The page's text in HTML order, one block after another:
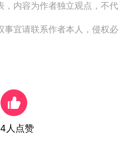
，内容为作者独立观点，不代
事宜请联系作者本人，侵权必
人点赞